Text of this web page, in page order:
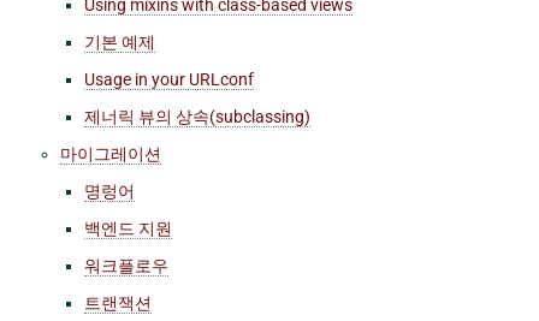
Using mixins with class-based views
기본 예제
Usage in your URLconf
제너릭 뷰의 상속(subclassing)
마이그레이션
명렁어
백엔드 지원
워크플로우
트랜잭션